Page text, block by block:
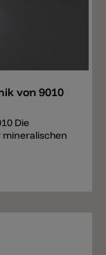
von 9010
Die
mineralischen
eine
ist
werden.
und